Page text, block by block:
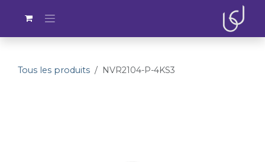
Tous les produits NVR2104-P-4KS3